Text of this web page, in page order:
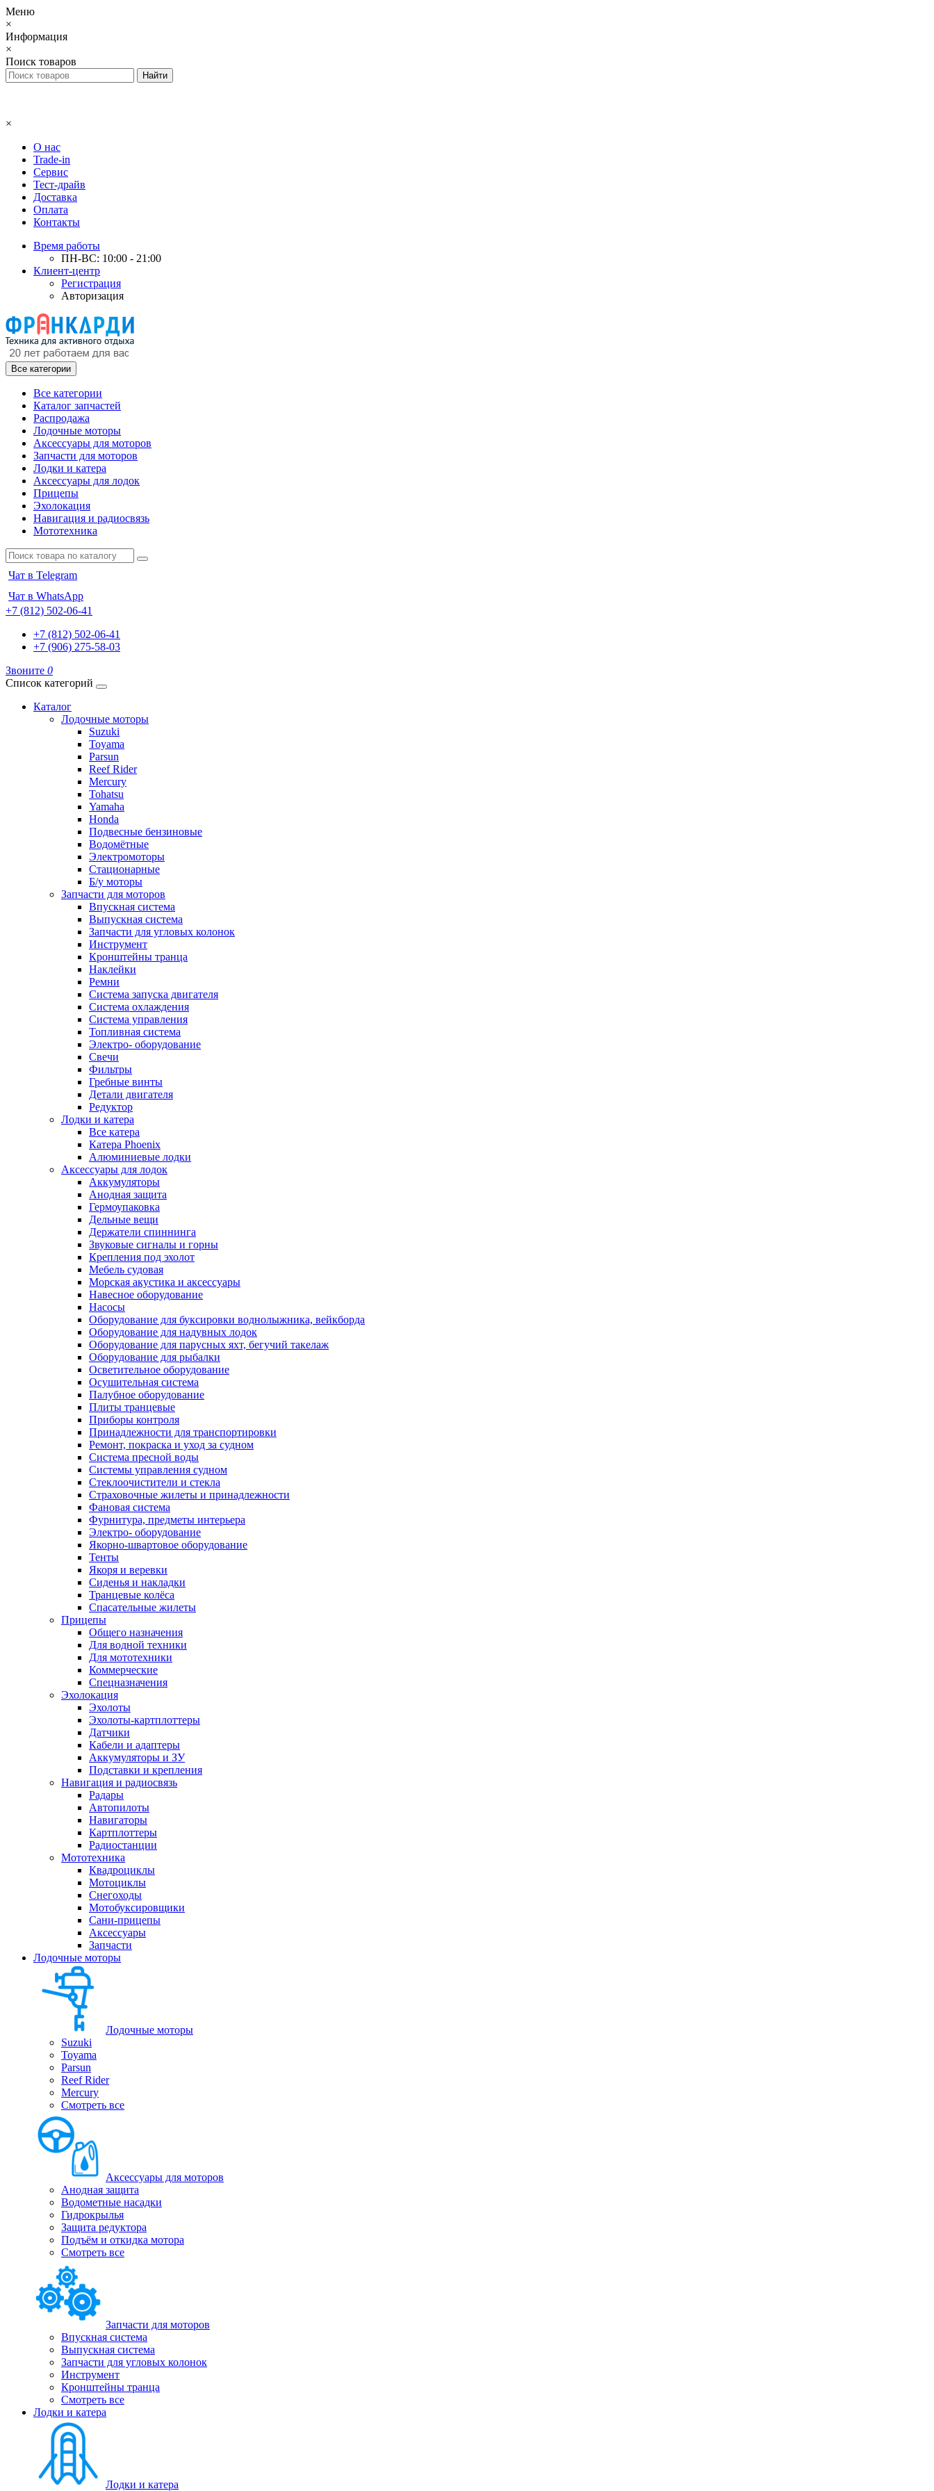
Меню
×
Информация
×
Поиск товаров
×
О нас
Trade-in
Сервис
Тест-драйв
Доставка
Оплата
Контакты
Время работы
ПН-ВС: 10:00 - 21:00
Клиент-центр
Регистрация
Авторизация
Все категории
Все категории
Каталог запчастей
Распродажа
Лодочные моторы
Аксессуары для моторов
Запчасти для моторов
Лодки и катера
Аксессуары для лодок
Прицепы
Эхолокация
Навигация и радиосвязь
Мототехника
Чат в Telegram
Чат в WhatsApp
+7 (812) 502-06-41
+7 (812) 502-06-41
+7 (906) 275-58-03
Звоните 0
Список категорий
Каталог
Лодочные моторы
Suzuki
Toyama
Parsun
Reef Rider
Mercury
Tohatsu
Yamaha
Honda
Подвесные бензиновые
Водомётные
Электромоторы
Стационарные
Б/у моторы
Запчасти для моторов
Впускная система
Выпускная система
Запчасти для угловых колонок
Инструмент
Кронштейны транца
Наклейки
Ремни
Система запуска двигателя
Система охлаждения
Система управления
Топливная система
Электро- оборудование
Свечи
Фильтры
Гребные винты
Детали двигателя
Редуктор
Лодки и катера
Все катера
Катера Phoenix
Алюминиевые лодки
Аксессуары для лодок
Аккумуляторы
Анодная защита
Гермоупаковка
Дельные вещи
Держатели спиннинга
Звуковые сигналы и горны
Крепления под эхолот
Мебель судовая
Морская акустика и аксессуары
Навесное оборудование
Насосы
Оборудование для буксировки воднолыжника, вейкборда
Оборудование для надувных лодок
Оборудование для парусных яхт, бегучий такелаж
Оборудование для рыбалки
Осветительное оборудование
Осушительная система
Палубное оборудование
Плиты транцевые
Приборы контроля
Принадлежности для транспортировки
Ремонт, покраска и уход за судном
Система пресной воды
Системы управления судном
Стеклоочистители и стекла
Страховочные жилеты и принадлежности
Фановая система
Фурнитура, предметы интерьера
Электро- оборудование
Якорно-швартовое оборудование
Тенты
Якоря и веревки
Сиденья и накладки
Транцевые колёса
Спасательные жилеты
Прицепы
Общего назначения
Для водной техники
Для мототехники
Коммерческие
Спецназначения
Эхолокация
Эхолоты
Эхолоты-картплоттеры
Датчики
Кабели и адаптеры
Аккумуляторы и ЗУ
Подставки и крепления
Навигация и радиосвязь
Радары
Автопилоты
Навигаторы
Картплоттеры
Радиостанции
Мототехника
Квадроциклы
Мотоциклы
Снегоходы
Мотобуксировщики
Сани-прицепы
Аксессуары
Запчасти
Лодочные моторы
Лодочные моторы
Suzuki
Toyama
Parsun
Reef Rider
Mercury
Смотреть все
Аксессуары для моторов
Анодная защита
Водометные насадки
Гидрокрылья
Защита редуктора
Подъём и откидка мотора
Смотреть все
Запчасти для моторов
Впускная система
Выпускная система
Запчасти для угловых колонок
Инструмент
Кронштейны транца
Смотреть все
Лодки и катера
Лодки и катера